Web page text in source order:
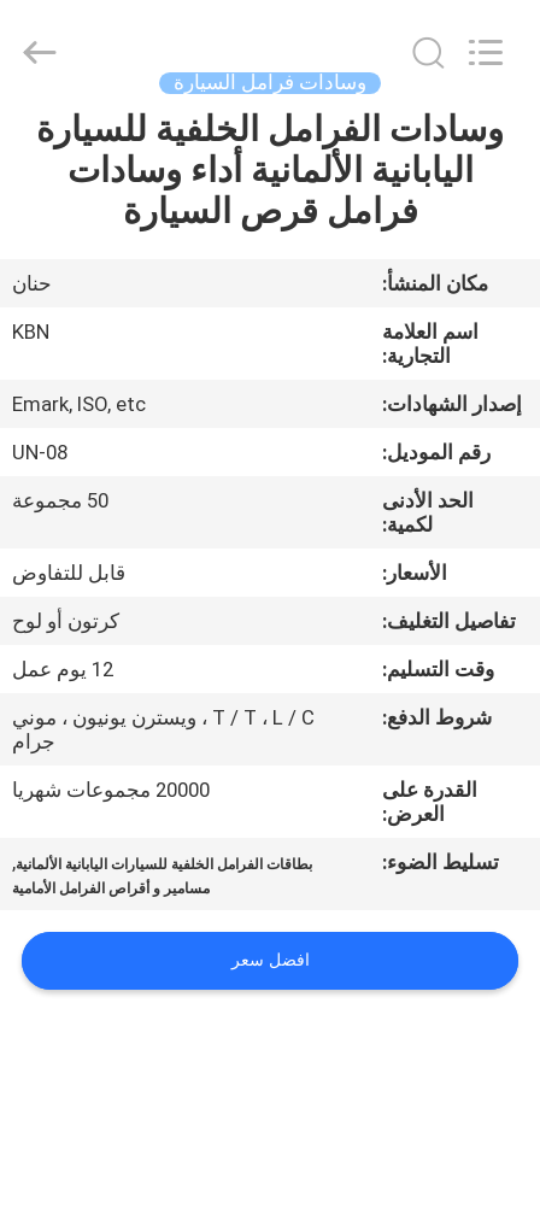
مسكن
معلومات
جولة
المعمل
مراقبة
الجودة
اتصل
اطلب
الموقع
وسادات فرامل السيارة
وسادات الفرامل الخلفية للسيارة
اليابانية الألمانية أداء وسادات
فرامل قرص السيارة
مكان المنشأ:
حنان
اسم العلامة
التجارية:
KBN
إصدار الشهادات:
Emark, ISO, etc
رقم الموديل:
UN-08
الحد الأدنى
لكمية:
50 مجموعة
الأسعار:
قابل للتفاوض
تفاصيل التغليف:
كرتون أو لوح
وقت التسليم:
12 يوم عمل
شروط الدفع:
T / T ، L / C ، ويسترن يونيون ، موني
جرام
القدرة على
العرض:
20000 مجموعات شهريا
تسليط الضوء: بطاقات الفرامل الخلفية للسيارات اليابانية الألمانية,
مسامير و أقراص الفرامل الأمامية
افضل سعر